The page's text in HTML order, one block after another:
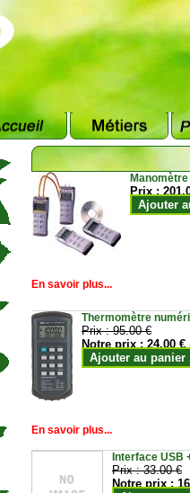
Prix :
Ajouter
En savoir plus...
Thermomètre
Prix :95.00 €
Notre prix :24.00 €
Ajouter au panier
En savoir plus...
Interface USB
Prix :33.00 €
Notre prix :